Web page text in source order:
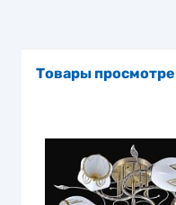
Товары